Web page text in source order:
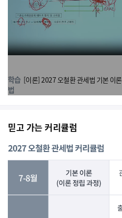
학습
법
[이론] 2027 오철환 관세법 기본 이론
믿고 가는 커리큘럼